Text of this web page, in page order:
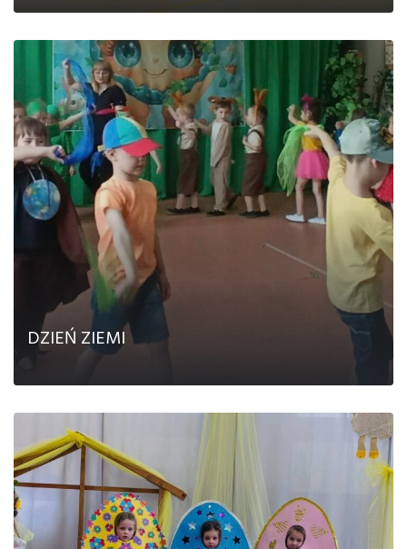
CZYTAJ DALEJ
DZIEŃ ZIEMI
CZYTAJ DALEJ